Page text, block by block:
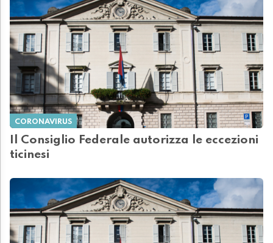
CORONAVIRUS
Il Consiglio Federale autorizza le eccezioni
ticinesi